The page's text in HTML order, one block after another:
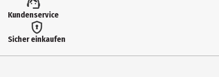
Klever, Elsa
Erscheinungsjahr
Kundenservice
Sicher einkaufen